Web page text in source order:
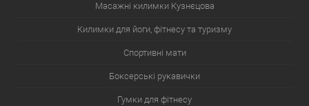
Масажні килимки Кузнєцова
Килимки для йоги, фітнесу та туризму
Спортивні мати
Боксерські рукавички
Гумки для фітнесу